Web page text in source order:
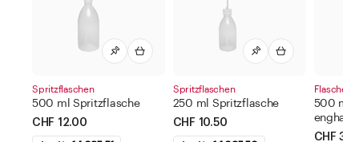
Spritzflaschen
500 ml Spritzflasche
CHF 12.00
Spritzflaschen
250 ml Spritzflasche
CHF 10.50
Flaschen
500 ml
enghals
CHF